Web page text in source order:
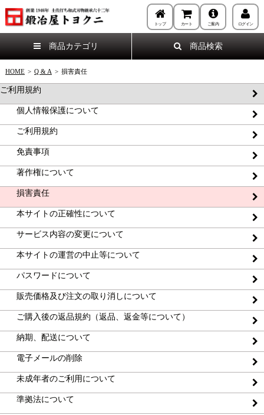
トップ カート ご案内 ログイン
商品カテゴリ 商品検索
HOME > Q & A > 損害責任
ご利用規約
個人情報保護について
ご利用規約
免責事項
著作権について
損害責任
本サイトの正確性について
サービス内容の変更について
本サイトの運営の中止等について
パスワードについて
販売価格及び注文の取り消しについて
ご購入後の返品規約（返品、返金等について）
納期、配送について
電子メールの削除
未成年者のご利用について
準拠法について